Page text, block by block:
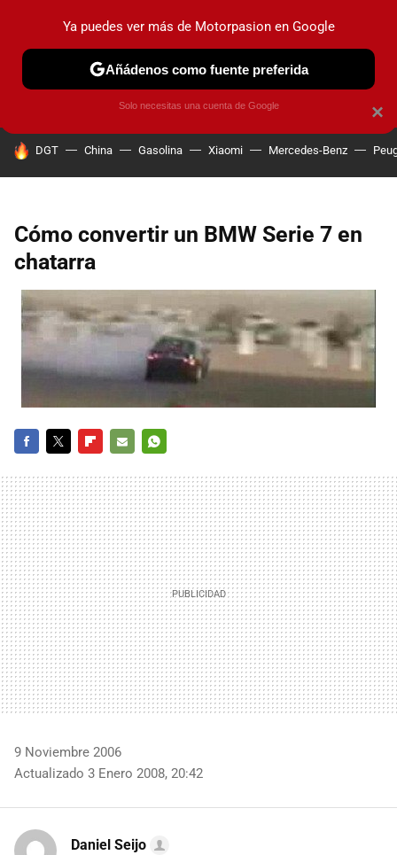
PRUEBAS COCHES ELÉCTRICOS OBSERVATORIO
HOY SE HABLA DE
DGT China Gasolina Xiaomi Mercedes-Benz
Cómo convertir un BMW Serie 7 en
chatarra
MAIL
9 Noviembre 2006
Actualizado 3 Enero 2008, 20:42
Daniel Seijo
×
Ya puedes ver más de Motorpasion en Google
Añádenos como fuente preferida
Solo necesitas una cuenta de Google